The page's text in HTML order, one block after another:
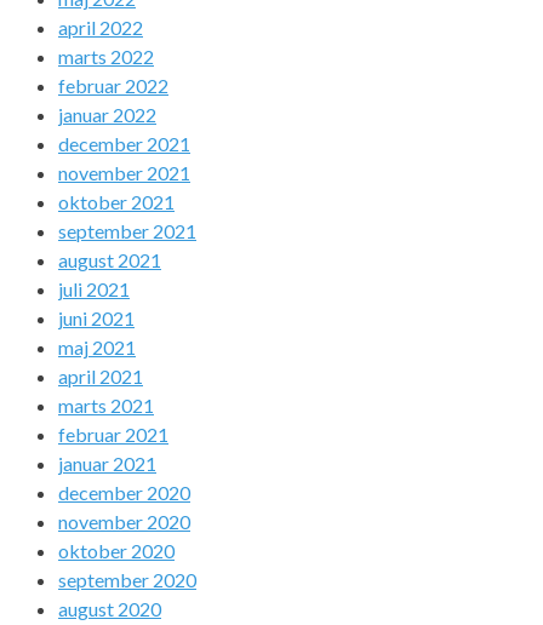
april 2022
marts 2022
februar 2022
januar 2022
december 2021
november 2021
oktober 2021
september 2021
august 2021
juli 2021
juni 2021
maj 2021
april 2021
marts 2021
februar 2021
januar 2021
december 2020
november 2020
oktober 2020
september 2020
august 2020